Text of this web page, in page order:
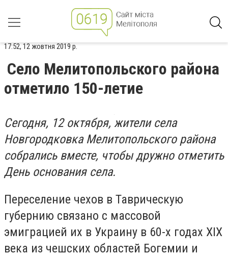
17:52, 12 жовтня 2019 р.
Село Мелитопольского района
отметило 150-летие
Сегодня, 12 октября, жители села
Новгородковка Мелитопольского района
собрались вместе, чтобы дружно отметить
День основания села.
Переселение чехов в Таврическую
губернию связано с массовой
эмиграцией их в Украину в 60-х годах XIX
века из чешских областей Богемии и